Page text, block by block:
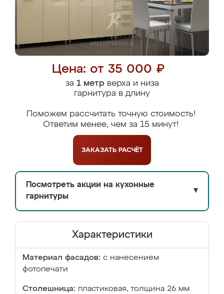
Цена: от 35 000 ₽
за 1 метрверха и низа
гарнитура в длину
Поможем рассчитать точную стоимость!
Ответим менее, чем за 15 минут!
ЗАКАЗАТЬ РАСЧЁТ
Посмотреть акции на кухонные
гарнитуры
▼
Характеристики
Материал фасадов: с нанесением
фотопечати
Столешница: пластиковая, толщина 26 мм